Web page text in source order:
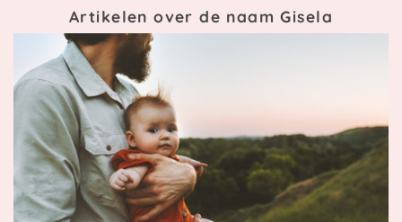
Artikelen over de naam Gisela